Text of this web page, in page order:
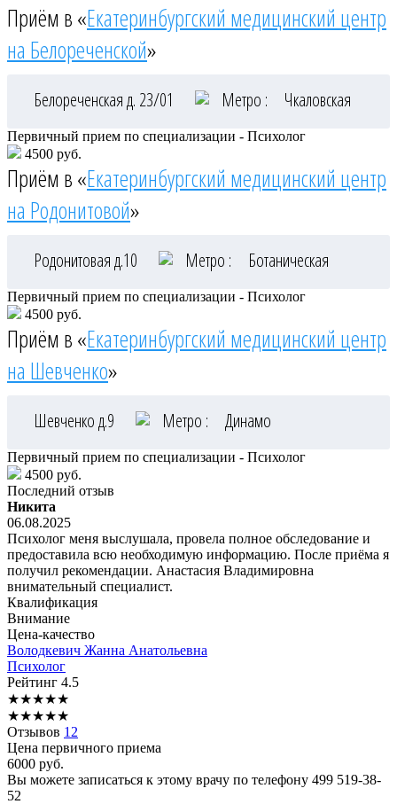
Приём в «Екатеринбургский медицинский центр
на Белореченской»
Белореченская д. 23/01 Метро : Чкаловская
Первичный прием по специализации - Психолог
4500 руб.
Приём в «Екатеринбургский медицинский центр
на Родонитовой»
Родонитовая д.10 Метро : Ботаническая
Первичный прием по специализации - Психолог
4500 руб.
Приём в «Екатеринбургский медицинский центр
на Шевченко»
Шевченко д.9 Метро : Динамо
Первичный прием по специализации - Психолог
4500 руб.
Последний отзыв
Никита
06.08.2025
Психолог меня выслушала, провела полное обследование и
предоставила всю необходимую информацию. После приёма я
получил рекомендации. Анастасия Владимировна
внимательный специалист.
Квалификация
Внимание
Цена-качество
Володкевич Жанна Анатольевна
Психолог
Рейтинг 4.5
★★★★★
★★★★★
Отзывов 12
Цена первичного приема
6000 руб.
Вы можете записаться к этому врачу по телефону 499 519-38-
52